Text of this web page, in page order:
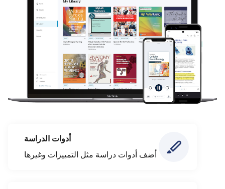
أدوات الدراسة
أضف أدوات دراسة مثل التمييزات وغيرها